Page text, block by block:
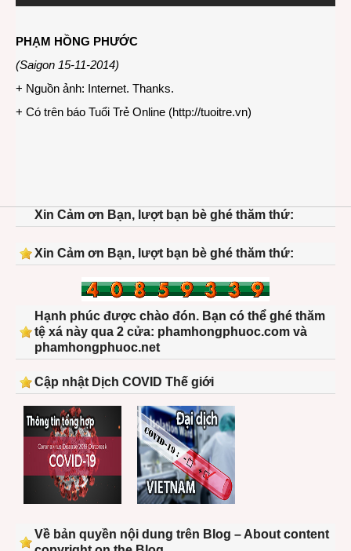
PHẠM HỒNG PHƯỚC
(Saigon 15-11-2014)
+ Nguồn ảnh: Internet. Thanks.
+ Có trên báo Tuổi Trẻ Online (http://tuoitre.vn)
Xin Cảm ơn Bạn, lượt bạn bè ghé thăm thứ:
Xin Cảm ơn Bạn, lượt bạn bè ghé thăm thứ:
Hạnh phúc được chào đón. Bạn có thể ghé thăm
tệ xá này qua 2 cửa: phamhongphuoc.com và
phamhongphuoc.net
Cập nhật Dịch COVID Thế giới
Về bản quyền nội dung trên Blog – About content